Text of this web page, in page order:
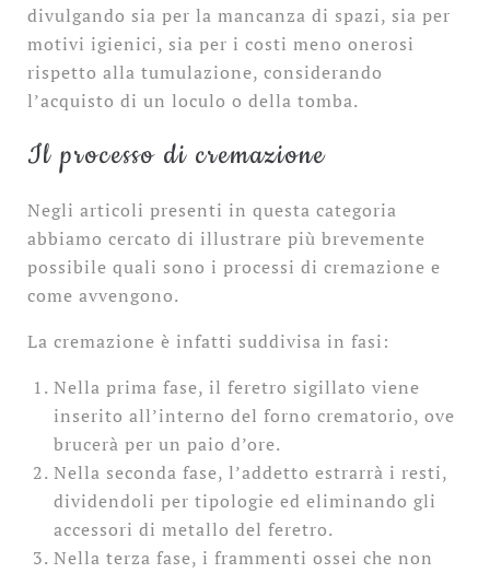
divulgando sia per la mancanza di spazi, sia per
motivi igienici, sia per i costi meno onerosi
rispetto alla tumulazione, considerando
l’acquisto di un loculo o della tomba.
Il processo di cremazione
Negli articoli presenti in questa categoria
abbiamo cercato di illustrare più brevemente
possibile quali sono i processi di cremazione e
come avvengono.
La cremazione è infatti suddivisa in fasi:
Nella prima fase, il feretro sigillato viene
inserito all’interno del forno crematorio, ove
brucerà per un paio d’ore.
Nella seconda fase, l’addetto estrarrà i resti,
dividendoli per tipologie ed eliminando gli
accessori di metallo del feretro.
Nella terza fase, i frammenti ossei che non